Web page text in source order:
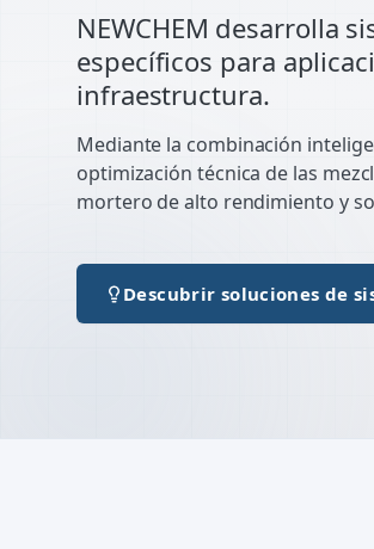
NEWCHEM desarrolla
específicos para
infraestructura.
Mediante la combinación
optimización técnica de las
mortero de alto rendimiento y
Descubrir soluciones de